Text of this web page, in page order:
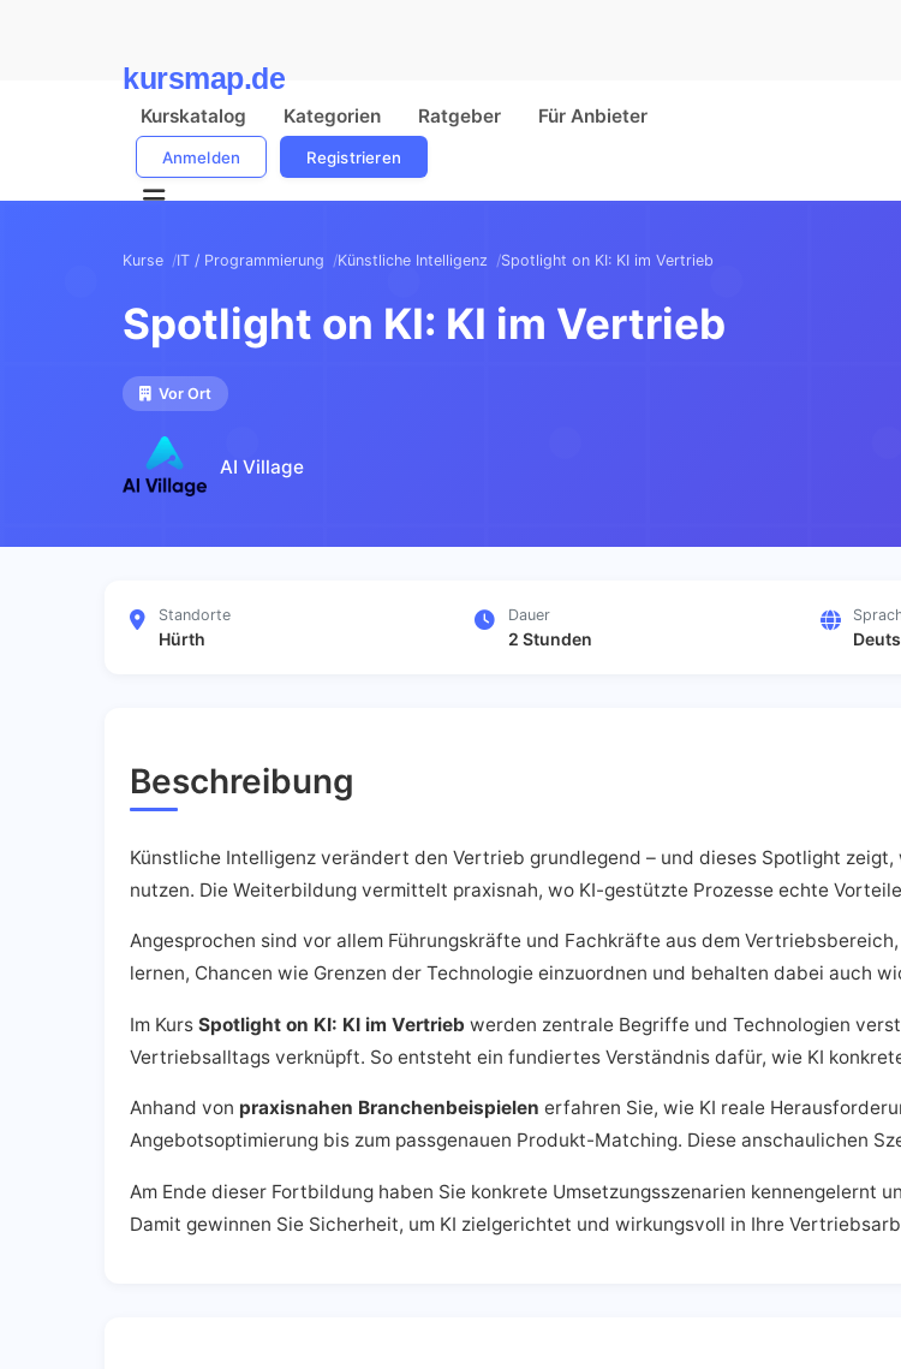
kursmap.de
Kurskatalog Kategorien Ratgeber Für Anbieter
Anmelden Registrieren
Kurse IT / Programmierung Künstliche Intelligenz Spotlight on KI: KI im Vertrieb
Spotlight on KI: KI im Vertrieb
Vor Ort
AI Village
Standorte
Hürth
Dauer
2 Stunden
Beschreibung
Künstliche Intelligenz verändert den Vertrieb grundlegend – und dieses Spotlight
nutzen. Die Weiterbildung vermittelt praxisnah, wo KI-gestützte Prozesse echte
Angesprochen sind vor allem Führungskräfte und Fachkräfte aus dem
lernen, Chancen wie Grenzen der Technologie einzuordnen und behalten dabei auch
Im Kurs Spotlight on KI: KI im Vertrieb werden zentrale Begriffe und Technologien
Vertriebsalltags verknüpft. So entsteht ein fundiertes Verständnis dafür, wie KI
Anhand von praxisnahen Branchenbeispielen erfahren Sie, wie KI reale
Angebotsoptimierung bis zum passgenauen Produkt-Matching. Diese anschaulichen
Am Ende dieser Fortbildung haben Sie konkrete Umsetzungsszenarien kennengelernt
Damit gewinnen Sie Sicherheit, um KI zielgerichtet und wirkungsvoll in Ihre